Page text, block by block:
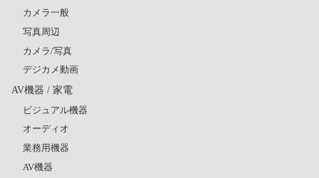
カメラ一般
写真周辺
カメラ/写真
デジカメ動画
AV機器 / 家電
ビジュアル機器
オーディオ
業務用機器
AV機器